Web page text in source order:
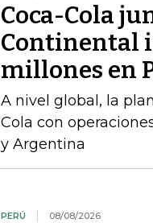
Coca-Cola
Continental
millones en
A nivel global, la
Cola con
y Argentina
PERÚ 08/08/2026